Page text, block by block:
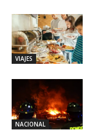
VIAJES
NACIONAL